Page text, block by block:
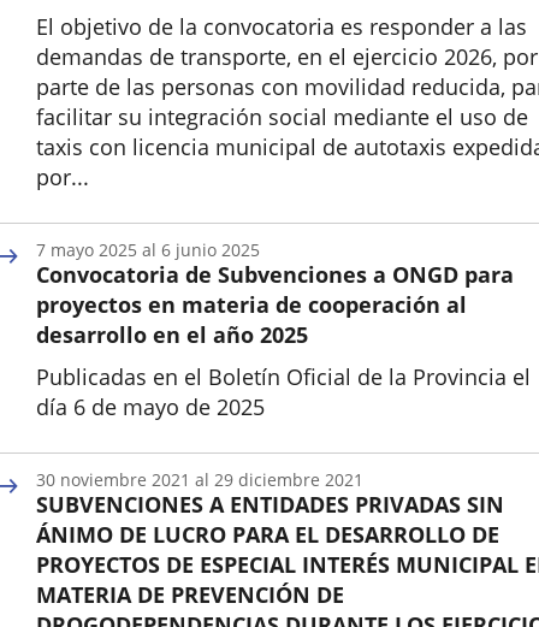
El objetivo de la convocatoria es responder a las
demandas de transporte, en el ejercicio 2026, por
parte de las personas con movilidad reducida,
facilitar su integración social mediante el uso de
taxis con licencia municipal de autotaxis
por...
Inicio
Convocatoria de Subvenciones a ONGD para
proyectos en materia de cooperación al
desarrollo en el año 2025
Publicadas en el Boletín Oficial de la Provincia el
día 6 de mayo de 2025
Inicio
7 mayo 2025 al 6 junio 2025
SUBVENCIONES A ENTIDADES PRIVADAS SIN
ÁNIMO DE LUCRO PARA EL DESARROLLO DE
PROYECTOS DE ESPECIAL INTERÉS MUNICIPAL
MATERIA DE PREVENCIÓN DE
30 noviembre 2021 al 29 diciembre 2021